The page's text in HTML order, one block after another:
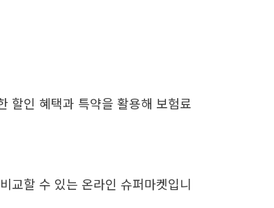
할인 혜택과 특약을 활용해 보험료
교할 수 있는 온라인 슈퍼마켓입니